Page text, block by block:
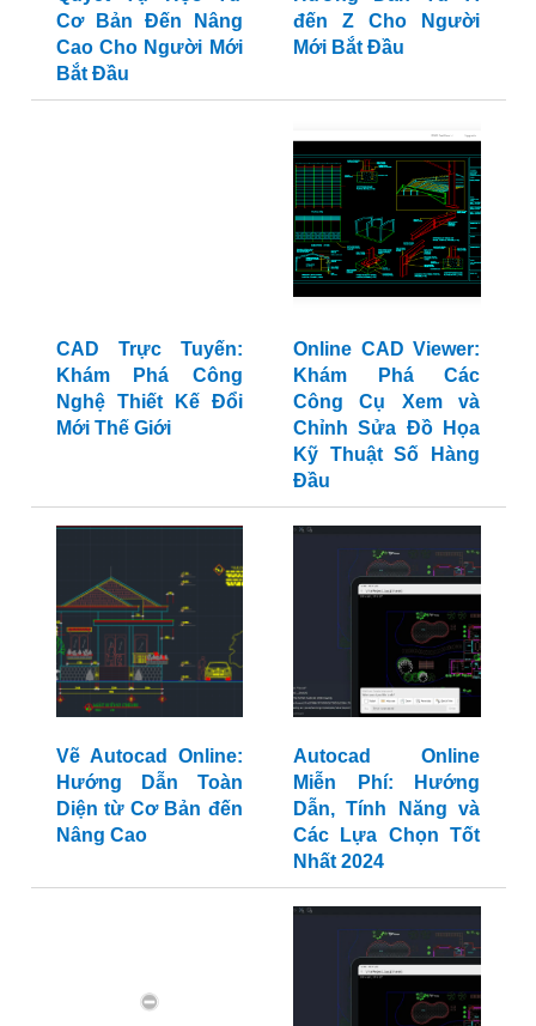
Cơ Bản Đến Nâng
Cao Cho Người Mới
Bắt Đầu
đến Z Cho Người
Mới Bắt Đầu
CAD Trực Tuyến:
Khám Phá Công
Nghệ Thiết Kế Đổi
Mới Thế Giới
Online CAD Viewer:
Khám Phá Các
Công Cụ Xem và
Chỉnh Sửa Đồ Họa
Kỹ Thuật Số Hàng
Đầu
Vẽ Autocad Online:
Hướng Dẫn Toàn
Diện từ Cơ Bản đến
Nâng Cao
Autocad Online
Miễn Phí: Hướng
Dẫn, Tính Năng và
Các Lựa Chọn Tốt
Nhất 2024